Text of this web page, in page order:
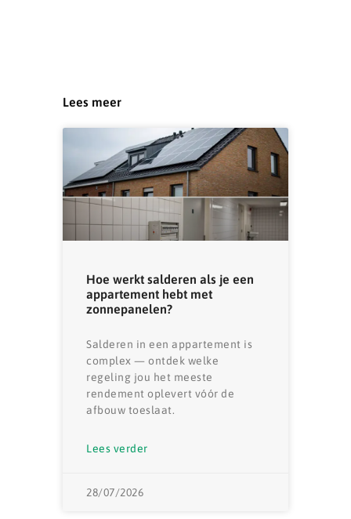
Lees meer
Hoe werkt salderen als je een
appartement hebt met
zonnepanelen?
Salderen in een appartement is
complex — ontdek welke
regeling jou het meeste
rendement oplevert vóór de
afbouw toeslaat.
Lees verder
28/07/2026